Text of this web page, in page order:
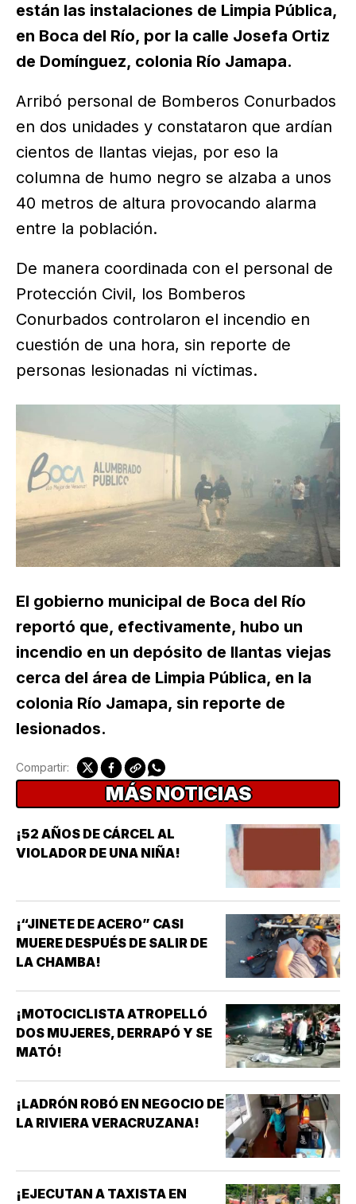
están las instalaciones de Limpia Pública,
en Boca del Río, por la calle Josefa Ortiz
de Domínguez, colonia Río Jamapa.
Arribó personal de Bomberos Conurbados
en dos unidades y constataron que ardían
cientos de llantas viejas, por eso la
columna de humo negro se alzaba a unos
40 metros de altura provocando alarma
entre la población.
De manera coordinada con el personal de
Protección Civil, los Bomberos
Conurbados controlaron el incendio en
cuestión de una hora, sin reporte de
personas lesionadas ni víctimas.
El gobierno municipal de Boca del Río
reportó que, efectivamente, hubo un
incendio en un depósito de llantas viejas
cerca del área de Limpia Pública, en la
colonia Río Jamapa, sin reporte de
lesionados.
Compartir:
MÁS NOTICIAS
¡52 AÑOS DE CÁRCEL AL
VIOLADOR DE UNA NIÑA!
¡“JINETE DE ACERO” CASI
MUERE DESPUÉS DE SALIR DE
LA CHAMBA!
¡MOTOCICLISTA ATROPELLÓ
DOS MUJERES, DERRAPÓ Y SE
MATÓ!
¡LADRÓN ROBÓ EN NEGOCIO DE
LA RIVIERA VERACRUZANA!
¡EJECUTAN A TAXISTA EN